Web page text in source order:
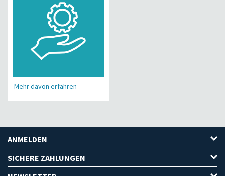
Mehr davon erfahren
ANMELDEN
SICHERE ZAHLUNGEN